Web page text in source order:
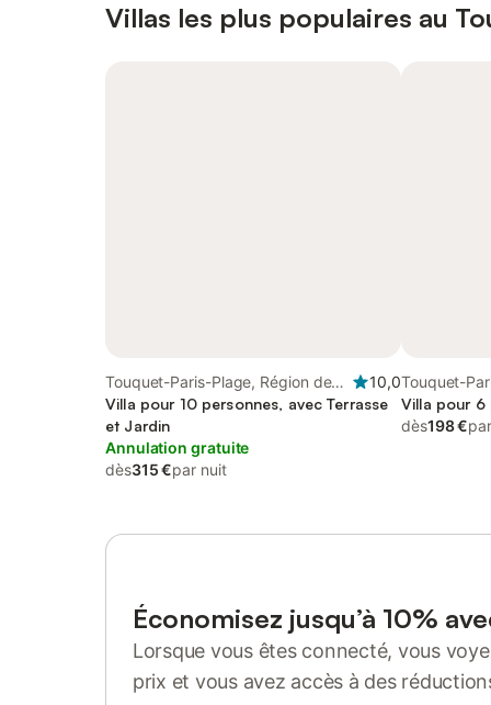
Villas les plus populaires au
Touquet-Paris-Plage, Région de
Montreuil
10,0
Villa pour 10 personnes, avec Terrasse
et Jardin
Annulation gratuite
dès315 €par nuit
Touquet-
Montreuil
Villa pour 6
dès198 €
Économisez jusqu’à 10%
Lorsque vous êtes connecté, vous
prix et vous avez accès à des